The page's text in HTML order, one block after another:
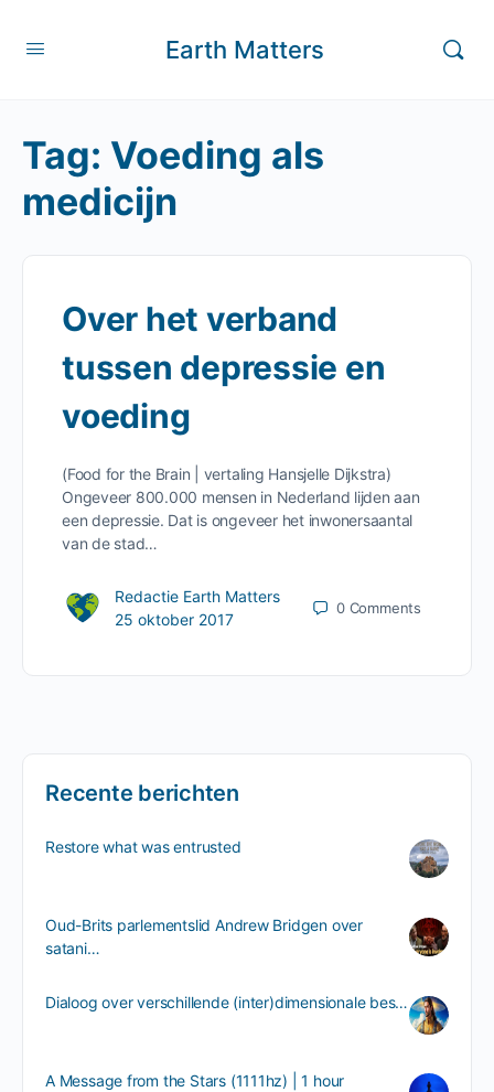
Earth Matters
Tag: Voeding als
medicijn
Over het verband
tussen depressie en
voeding
(Food for the Brain | vertaling Hansjelle Dijkstra)
Ongeveer 800.000 mensen in Nederland lijden aan
een depressie. Dat is ongeveer het inwonersaantal
van de stad…
Redactie Earth Matters
25 oktober 2017
0 Comments
Recente berichten
Restore what was entrusted
Oud-Brits parlementslid Andrew Bridgen over
satani…
Dialoog over verschillende (inter)dimensionale bes…
A Message from the Stars (1111hz) | 1 hour